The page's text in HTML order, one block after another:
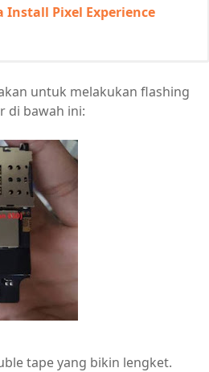
Install Pixel Experience
untuk melakukan flashing
di bawah ini:
tape yang bikin lengket.